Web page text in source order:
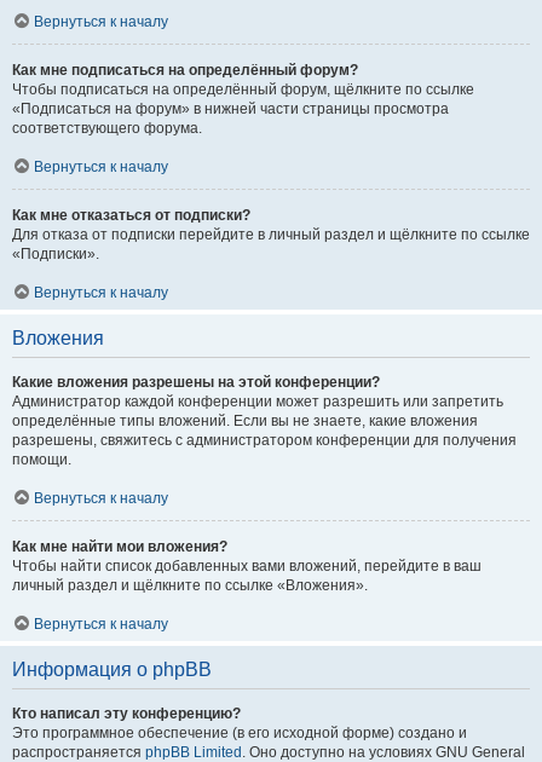
Вернуться к началу
Как мне подписаться на определённый форум?
Чтобы подписаться на определённый форум, щёлкните по ссылке
«Подписаться на форум» в нижней части страницы просмотра
соответствующего форума.
Вернуться к началу
Как мне отказаться от подписки?
Для отказа от подписки перейдите в личный раздел и щёлкните по ссылке
«Подписки».
Вернуться к началу
Вложения
Какие вложения разрешены на этой конференции?
Администратор каждой конференции может разрешить или запретить
определённые типы вложений. Если вы не знаете, какие вложения
разрешены, свяжитесь с администратором конференции для получения
помощи.
Вернуться к началу
Как мне найти мои вложения?
Чтобы найти список добавленных вами вложений, перейдите в ваш
личный раздел и щёлкните по ссылке «Вложения».
Вернуться к началу
Информация о phpBB
Кто написал эту конференцию?
Это программное обеспечение (в его исходной форме) создано и
распространяется phpBB Limited . Оно доступно на условиях GNU General